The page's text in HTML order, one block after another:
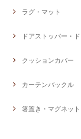
ラグ・マット
ドアストッパー・
クッションカバー
カーテンバックル
箸置き・マグネット